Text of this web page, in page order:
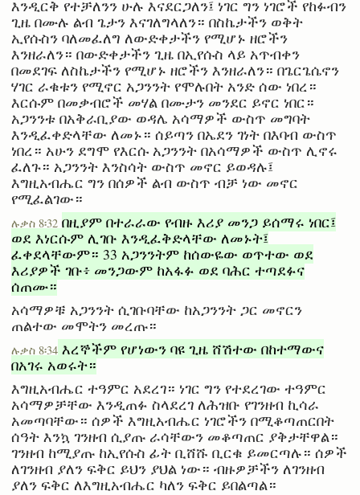
እንዲርቅ የተቻለንን ሁሉ እናደርጋለን፤ ነገር ግን ነገሮች የከፉብን
ጊዜ በሙሉ ልብ ጌታን እናገለግላለን። በስኬታችን ወቅት
ኢየሱስን ባለመፈለግ ለውድቀታችን የሚሆኑ ዘሮችን
እንዘራለን። በውድቀታችን ጊዜ በኢየሱስ ላይ አጥብቀን
በመደገፍ ለስኬታችን የሚሆኑ ዘሮችን እንዘራለን። በጌርጌሴኖን
ሃገር ራቁቱን የሚኖር አጋንንት የሞሉበት አንድ ሰው ነበረ።
እርሱም በመቃብሮች መሃል በሙታን መንደር ይኖር ነበር።
አጋንንቱ በአቅራቢያው ወዳሌ አሳማዎች ውስጥ መግባት
እንዲፈቀድላቸው ለመኑ። ሰይጣን በኤደን ገነት በእባብ ውስጥ
ነበረ። አሁን ደግሞ የእርሱ አጋንንት በአሳማዎች ውስጥ ሊኖሩ
ፈለጉ። አጋንንት እንስሳት ውስጥ መኖር ይወዳሉ፤
እግዚአብሔር ግን በሰዎች ልብ ውስጥ ብቻ ነው መኖር
የሚፈልገው።
ሉቃስ 8፡32 በዚያም በተራራው የብዙ እሪያ መንጋ ይሰማሩ ነበር፤
ወደ እነርሱም ሊገቡ እንዲፈቅድላቸው ለመኑት፤
ፈቀደላቸውም። 33 አጋንንትም ከሰውዬው ወጥተው ወደ
እሪያዎች ገቡ፥ መንጋውም ከአፋፉ ወደ ባሕር ተጣደፉና
ሰጠሙ።
አሳማዎቹ አጋንንት ሲገቡባቸው ከአጋንንት ጋር መኖርን
ጠልተው መሞትን መረጡ።
ሉቃስ 8፡34 እረኞችም የሆነውን ባዩ ጊዜ ሸሽተው በከተማውና
በአገሩ አወሩት።
እግዚአብሔር ተዓምር አደረገ። ነገር ግን የተደረገው ተዓምር
አሳማዎቻቸው እንዲጠፉ ስላደረገ ለሕዝቡ የገንዘብ ኪሳራ
አመጣባቸው። ሰዎች እግዚአብሔር ነገሮችን በሚቆጣጠርበት
ሰዓት እንኳ ገንዘብ ሲያጡ ራሳቸውን መቆጣጠር ያቅታቸዋል።
ገንዘብ ከሚያጡ ከኢየሱስ ፊት ቢሸሹ ቢርቁ ይመርጣሉ። ሰዎች
ለገንዘብ ያለን ፍቅር ይህን ያህል ነው። ብዙዎቻችን ለገንዘብ
ያለን ፍቅር ለእግዚአብሔር ካለን ፍቅር ይበልጣል።